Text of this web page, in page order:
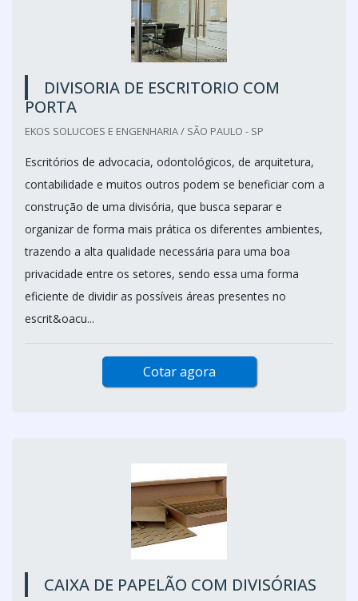
DIVISORIA DE ESCRITORIO COM
PORTA
EKOS SOLUCOES E ENGENHARIA / SÃO PAULO - SP
Escritórios de advocacia, odontológicos, de arquitetura,
contabilidade e muitos outros podem se beneficiar com a
construção de uma divisória, que busca separar e
organizar de forma mais prática os diferentes ambientes,
trazendo a alta qualidade necessária para uma boa
privacidade entre os setores, sendo essa uma forma
eficiente de dividir as possíveis áreas presentes no
escrit&oacu...
Cotar agora
CAIXA DE PAPELÃO COM DIVISÓRIAS